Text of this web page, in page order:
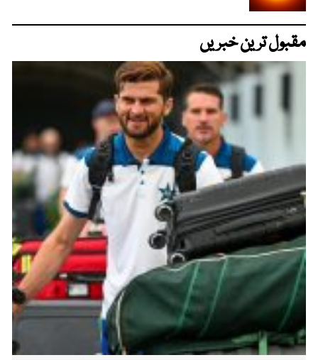
مقبول ترین خبریں